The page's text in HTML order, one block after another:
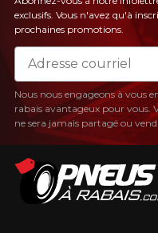
exclusifs. Vous n'avez qu'à
prochaines promotions.
Courriel
Nous nous engageons à vous
rabais avantageux pour vous.
ne sera jamais partagé ou